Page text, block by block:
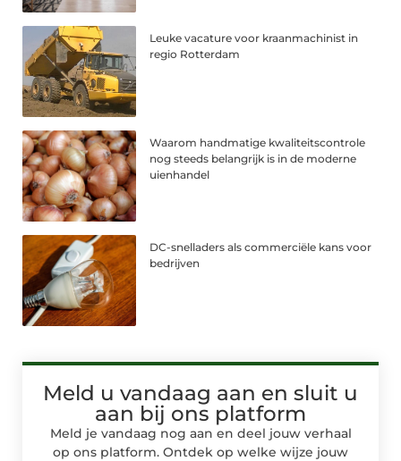
Leuke vacature voor kraanmachinist in
regio Rotterdam
Waarom handmatige kwaliteitscontrole
nog steeds belangrijk is in de moderne
uienhandel
DC-snelladers als commerciële kans voor
bedrijven
Meld u vandaag aan en sluit u
aan bij ons platform
Meld je vandaag nog aan en deel jouw verhaal
op ons platform. Ontdek op welke wijze jouw